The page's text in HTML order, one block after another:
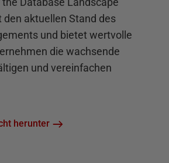
den aktuellen Stand des
und bietet wertvolle
die wachsende
und vereinfachen
herunter